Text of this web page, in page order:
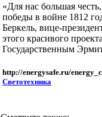
«Для нас большая
победы в войне 1812
Беркель, вице-
этого красивого
Государственным
http://energysafe.ru/
Светотехника